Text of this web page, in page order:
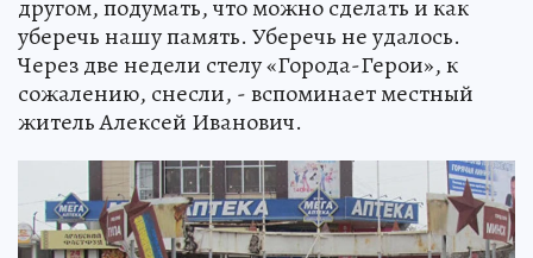
другом, подумать, что можно сделать и как
уберечь нашу память. Уберечь не удалось.
Через две недели стелу «Города-Герои», к
сожалению, снесли, - вспоминает местный
житель Алексей Иванович.